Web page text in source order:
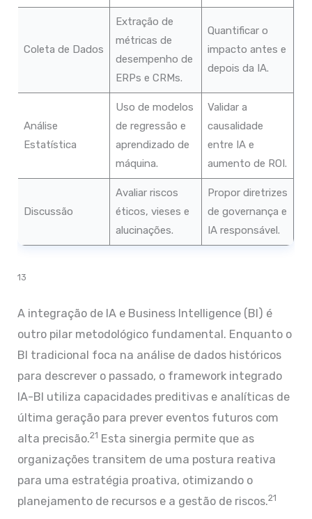
Coleta de Dados
Extração de
métricas de
desempenho de
ERPs e CRMs.
Quantificar o
impacto antes e
depois da IA.
Análise
Estatística
Uso de modelos
de regressão e
aprendizado de
máquina.
Validar a
causalidade
entre IA e
aumento de ROI.
Discussão
Avaliar riscos
éticos, vieses e
alucinações.
Propor diretrizes
de governança e
IA responsável.
13
A integração de IA e Business Intelligence (BI) é
outro pilar metodológico fundamental. Enquanto o
BI tradicional foca na análise de dados históricos
para descrever o passado, o framework integrado
IA-BI utiliza capacidades preditivas e analíticas de
última geração para prever eventos futuros com
alta precisão.21 Esta sinergia permite que as
organizações transitem de uma postura reativa
para uma estratégia proativa, otimizando o
planejamento de recursos e a gestão de riscos.21